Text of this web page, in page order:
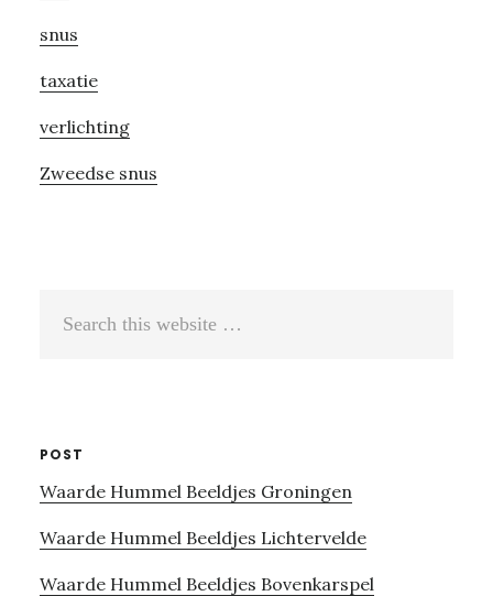
snus
taxatie
verlichting
Zweedse snus
POST
Waarde Hummel Beeldjes Groningen
Waarde Hummel Beeldjes Lichtervelde
Waarde Hummel Beeldjes Bovenkarspel